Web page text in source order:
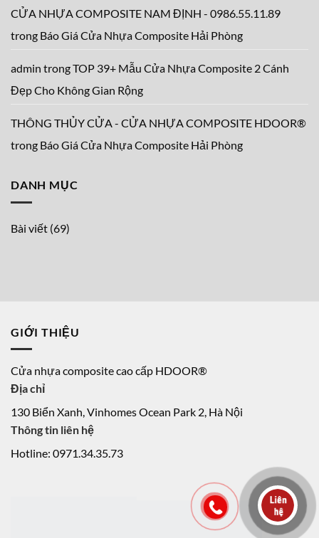
CỬA NHỰA COMPOSITE NAM ĐỊNH - 0986.55.11.89
trong Báo Giá Cửa Nhựa Composite Hải Phòng
admin trongTOP 39+ Mẫu Cửa Nhựa Composite 2 Cánh
Đẹp Cho Không Gian Rộng
THÔNG THỦY CỬA - CỬA NHỰA COMPOSITE HDOOR®
trong Báo Giá Cửa Nhựa Composite Hải Phòng
DANH MỤC
Bài viết (69)
GIỚI THIỆU
Cửa nhựa composite cao cấp HDOOR®
Địa chỉ
130 Biển Xanh, Vinhomes Ocean Park 2, Hà Nội
Thông tin liên hệ
Hotline: 0971.34.35.73